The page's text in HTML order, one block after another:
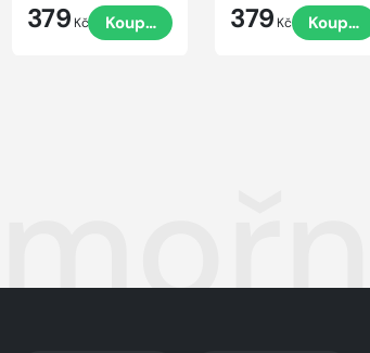
379 Kč Koupit 379 Kč Koupit